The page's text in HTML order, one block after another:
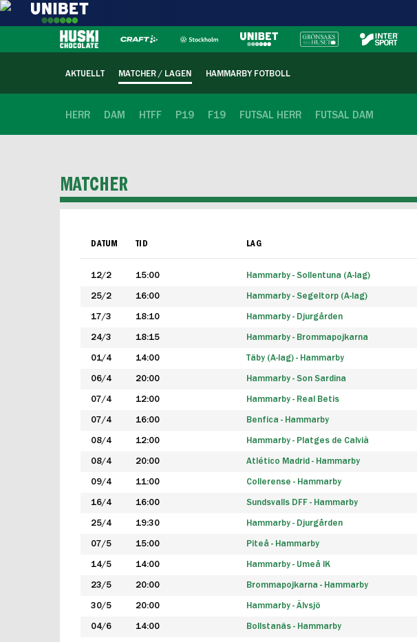
AKTUELLT MATCHER / LAGEN HAMMARBY FOTBOLL
HERR DAM HTFF P19 F19 FUTSAL HERR FUTSAL DAM
MATCHER
DATUM TID LAG
12/2 15:00 Hammarby - Sollentuna (A-lag)
25/2 16:00 Hammarby - Segeltorp (A-lag)
17/3 18:10 Hammarby - Djurgården
24/3 18:15 Hammarby - Brommapojkarna
01/4 14:00 Täby (A-lag) - Hammarby
06/4 20:00 Hammarby - Son Sardina
07/4 12:00 Hammarby - Real Betis
07/4 16:00 Benfica - Hammarby
08/4 12:00 Hammarby - Platges de Calvià
08/4 20:00 Atlético Madrid - Hammarby
09/4 11:00 Collerense - Hammarby
16/4 16:00 Sundsvalls DFF - Hammarby
25/4 19:30 Hammarby - Djurgården
07/5 15:00 Piteå - Hammarby
14/5 14:00 Hammarby - Umeå IK
23/5 20:00 Brommapojkarna - Hammarby
30/5 20:00 Hammarby - Älvsjö
04/6 14:00 Bollstanäs - Hammarby